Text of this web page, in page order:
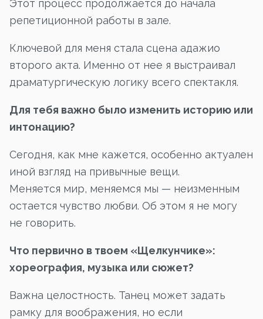
Этот процесс продолжается до начала
репетиционной работы в зале.
Ключевой для меня стала сцена адажио
второго акта. Именно от нее я выстраивал
драматургическую логику всего спектакля.
Для тебя важно было изменить историю или
интонацию?
Сегодня, как мне кажется, особенно актуален
иной взгляд на привычные вещи.
Меняется мир, меняемся мы — неизменным
остается чувство любви. Об этом я не могу
не говорить.
Что первично в твоем «Щелкунчике»:
хореография, музыка или сюжет?
Важна целостность. Танец может задать
рамку для воображения, но если